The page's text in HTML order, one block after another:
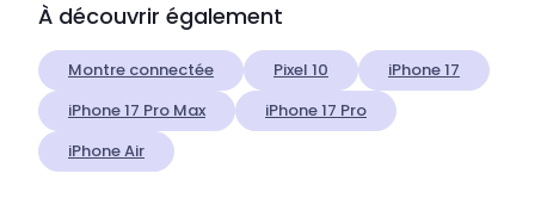
À découvrir également
Montre connectée Pixel 10
iPhone 17
iPhone 17 Pro Max
iPhone 17 Pro
iPhone Air